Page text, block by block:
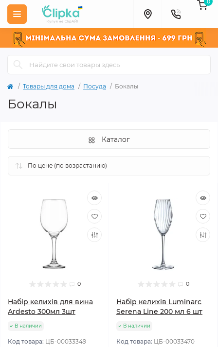
Товары для дома Посуда Бокалы
Бокалы
Каталог
0
Набір келихів для вина
Ardesto 300мл 3шт
В наличии
Код товара: ЦБ-00033349
0
Набір келихів Luminarc
Serena Line 200 мл 6 шт
В наличии
Код товара: ЦБ-00033470